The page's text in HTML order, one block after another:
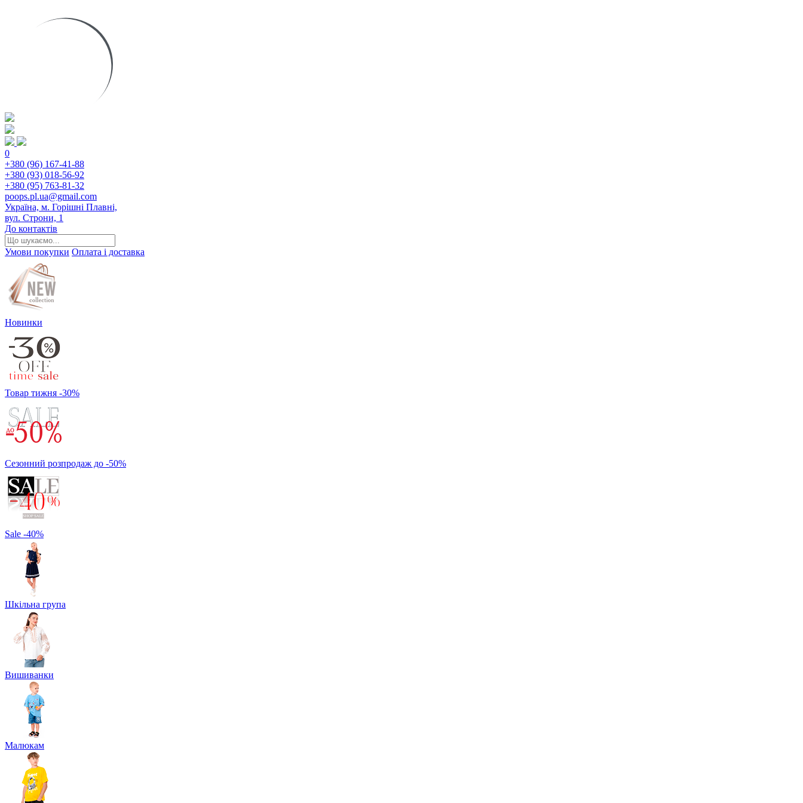
0
+380 (96) 167-41-88
+380 (93) 018-56-92
+380 (95) 763-81-32
poops.pl.ua@gmail.com
Україна, м. Горішні Плавні,
вул. Строни, 1
До контактів
Умови покупки Оплата і доставка
Новинки
Товар тижня -30%
Сезонний розпродаж до -50%
Sale -40%
Шкільна група
Вишиванки
Малюкам